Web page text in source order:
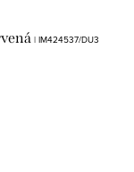
| IM424537/DU3